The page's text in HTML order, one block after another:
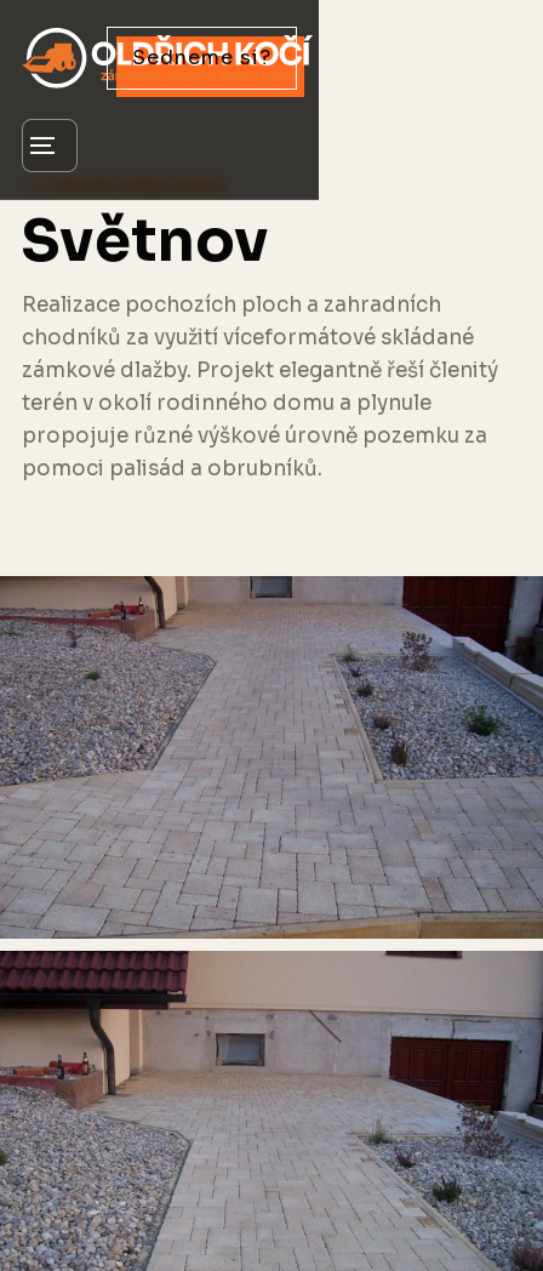
Sedneme si?
Menu
Světnov
Realizace pochozích ploch a zahradních
chodníků za využití víceformátové skládané
zámkové dlažby. Projekt elegantně řeší členitý
terén v okolí rodinného domu a plynule
propojuje různé výškové úrovně pozemku za
pomoci palisád a obrubníků.